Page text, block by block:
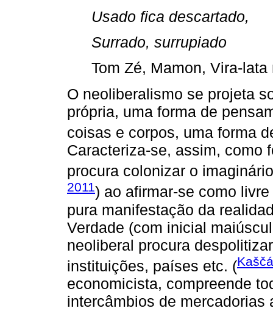
Usado fica descartado,
Surrado, surrupiado
Tom Zé, Mamon, Vira-
O neoliberalismo se projeta
própria, uma forma de
coisas e corpos, uma forma
Caracteriza-se, assim, como
procura colonizar o
2011) ao afirmar-se como
pura manifestação da
Verdade (com inicial
neoliberal procura
instituições, países etc. (
economicista, compreende
intercâmbios de